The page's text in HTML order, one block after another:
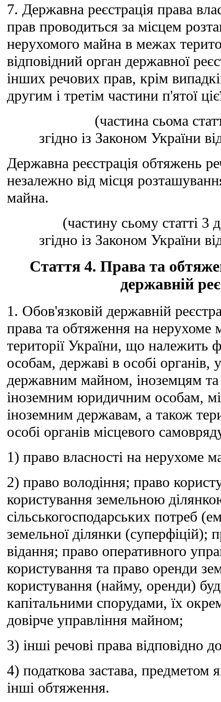
7. Державна реєстрація права
прав проводиться за місцем
нерухомого майна в межах
відповідний орган державної
інших речових прав, крім
другим і третім частини п'ятої
(частина сьома
згідно із Законом України
Державна реєстрація обтяжень
незалежно від місця
майна.
(частину сьому статті
згідно із Законом України
Стаття 4. Права та
державній
1. Обов'язковій державній
права та обтяження на нерухоме
території України, що
особам, державі в особі
державним майном, іноземцям та
іноземним юридичним особам,
іноземним державам, а також
особі органів місцевого
1) право власності на нерухоме
2) право володіння; право
користування земельною
сільськогосподарських потреб
земельної ділянки (суперфіцій);
відання; право оперативного
користування та право оренди
користування (найму, оренди)
капітальними спорудами, їх
довірче управління майном;
3) інші речові права відповідно
4) податкова застава, предметом
інші обтяження.